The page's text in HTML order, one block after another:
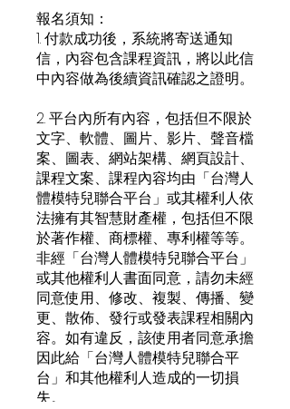
報名須知：
1. 付款成功後，系統將寄送通知
信，內容包含課程資訊，將以此信
中內容做為後續資訊確認之證明。
2. 平台內所有內容，包括但不限於
文字、軟體、圖片、影片、聲音檔
案、圖表、網站架構、網頁設計、
課程文案、課程內容均由「台灣人
體模特兒聯合平台」或其權利人依
法擁有其智慧財產權，包括但不限
於著作權、商標權、專利權等等。
非經「台灣人體模特兒聯合平台」
或其他權利人書面同意，請勿未經
同意使用、修改、複製、傳播、變
更、散佈、發行或發表課程相關內
容。如有違反，該使用者同意承擔
因此給「台灣人體模特兒聯合平
台」和其他權利人造成的一切損
失。